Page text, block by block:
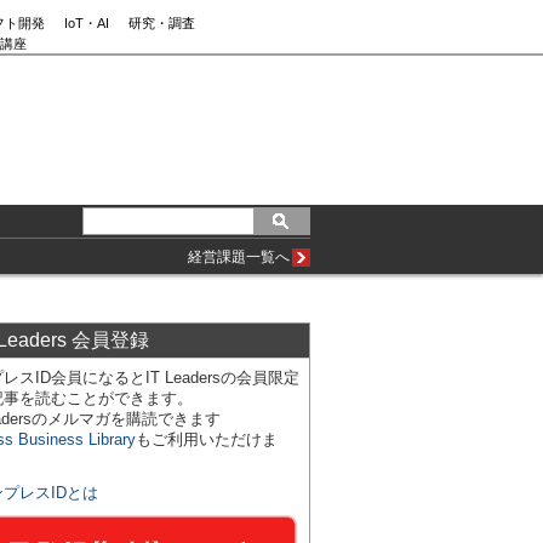
ト開発 IoT・AI
研究・調査
座
経営課題一覧へ
会員登録
スID会員になるとIT Leadersの会員限定
を読むことができます。
のメルマガを購読できます
Business Libraryもご利用いただけま
プレスIDとは